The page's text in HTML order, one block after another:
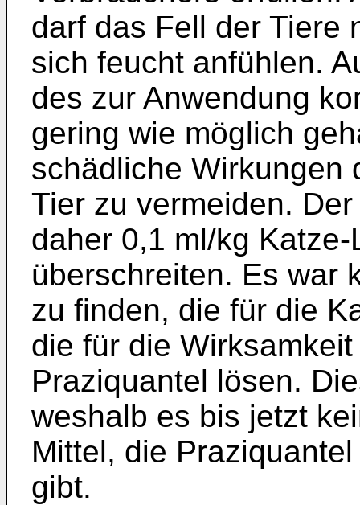
darf das Fell der Tiere
sich feucht anfühlen.
des zur Anwendung
gering wie möglich
schädliche Wirkungen
Tier zu vermeiden.
daher 0,1 ml/kg
überschreiten. Es war
zu finden, die für die
die für die
Praziquantel lösen.
weshalb es bis jetzt
Mittel, die
gibt.